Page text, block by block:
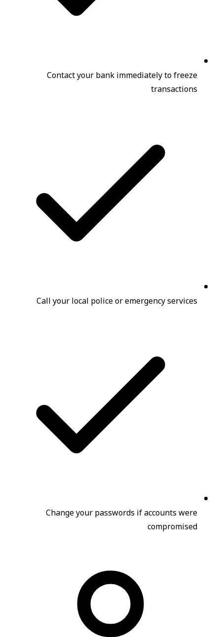
Contact your bank immediately to freeze
transactions
Call your local police or emergency services
Change your passwords if accounts were
compromised